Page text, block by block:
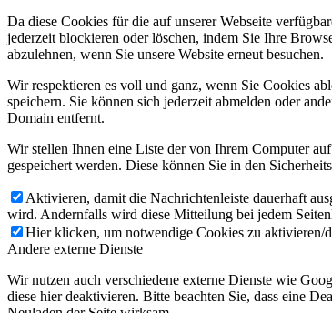
Da diese Cookies für die auf unserer Webseite
jederzeit blockieren oder löschen, indem Sie Ihre
abzulehnen, wenn Sie unsere Website erneut besuchen.
Wir respektieren es voll und ganz, wenn Sie Cookies
speichern. Sie können sich jederzeit abmelden oder
Domain entfernt.
Wir stellen Ihnen eine Liste der von Ihrem Computer
gespeichert werden. Diese können Sie in den
Aktivieren, damit die Nachrichtenleiste dauerhaft
wird. Andernfalls wird diese Mitteilung bei jedem
Hier klicken, um notwendige Cookies zu aktivieren/
Andere externe Dienste
Wir nutzen auch verschiedene externe Dienste wie
diese hier deaktivieren. Bitte beachten Sie, dass eine